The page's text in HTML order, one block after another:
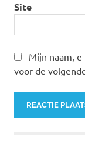
Site
Mijn naam,
voor de